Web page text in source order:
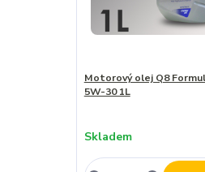
Motorový olej Q8
5W-30 1L
Skladem